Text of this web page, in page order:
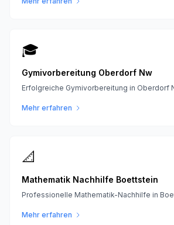
🎓
Gymivorbereitung Oberdorf Nw
Erfolgreiche Gymivorbereitung in Oberdorf
Mehr erfahren
📐
Mathematik Nachhilfe Boettstein
Professionelle Mathematik-Nachhilfe in
Mehr erfahren